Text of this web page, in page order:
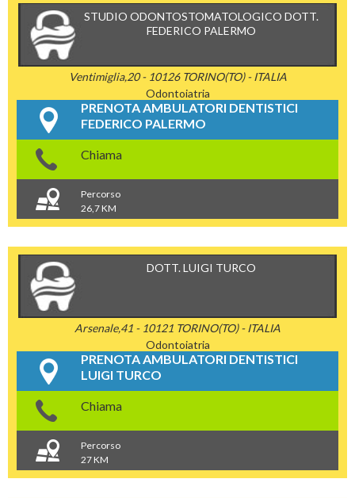
STUDIO ODONTOSTOMATOLOGICO DOTT.
FEDERICO PALERMO
Ventimiglia,20 - 10126 TORINO(TO) - ITALIA
Odontoiatria
PRENOTA AMBULATORI DENTISTICI
FEDERICO PALERMO
Chiama
Percorso
26,7 KM
DOTT. LUIGI TURCO
Arsenale,41 - 10121 TORINO(TO) - ITALIA
Odontoiatria
PRENOTA AMBULATORI DENTISTICI
LUIGI TURCO
Chiama
Percorso
27 KM